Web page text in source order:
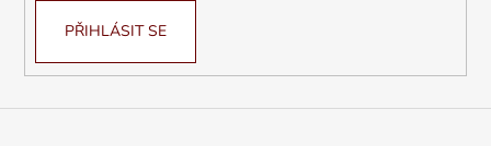
PŘIHLÁSIT SE